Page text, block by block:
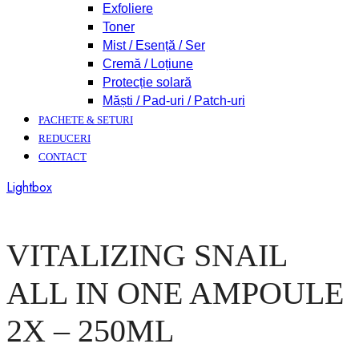
Exfoliere
Toner
Mist / Esență / Ser
Cremă / Loțiune
Protecție solară
Măști / Pad-uri / Patch-uri
PACHETE & SETURI
REDUCERI
CONTACT
Lightbox
VITALIZING SNAIL
ALL IN ONE AMPOULE
2X – 250ML